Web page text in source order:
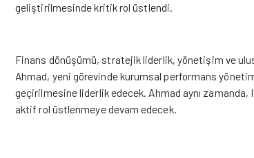
geliştirilmesinde kritik rol üstlendi.
Finans dönüşümü, stratejik liderlik, yönetişim ve
Ahmad, yeni görevinde kurumsal performans
geçirilmesine liderlik edecek. Ahmad aynı
aktif rol üstlenmeye devam edecek.